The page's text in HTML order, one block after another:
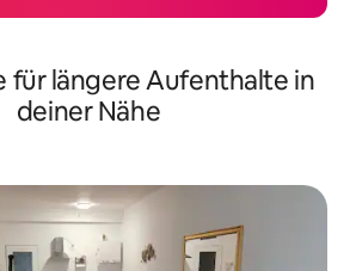
für längere Aufenthalte in
deiner Nähe